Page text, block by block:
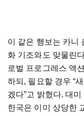
이 같은 행보는 카니
화 기조와도 맞물린
로벌 프로그레스 액
하되, 필요할 경우 “
겠다”고 밝혔다. 대
한국은 이미 상당한